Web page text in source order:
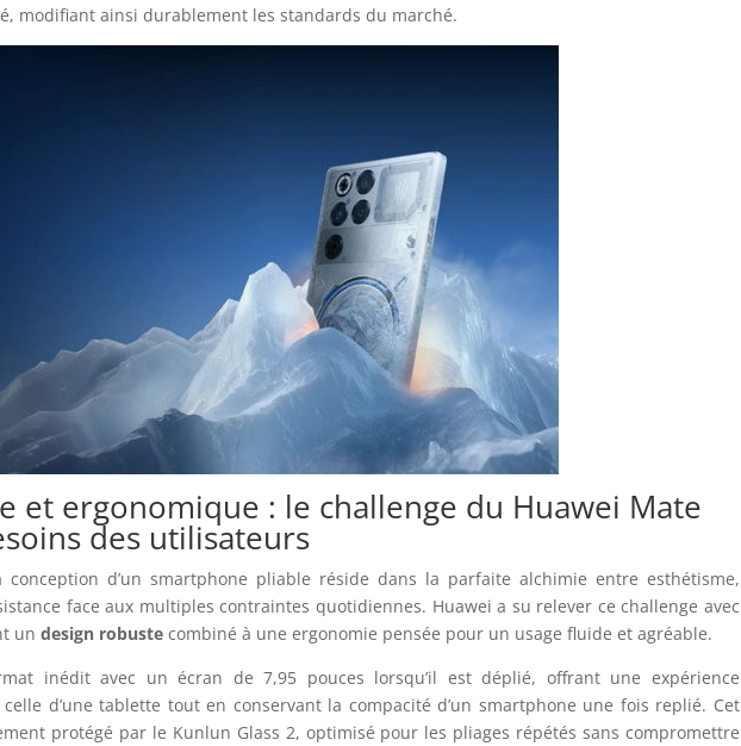
modifiant ainsi durablement les standards du marché.
et ergonomique : le challenge du Huawei Mate
des utilisateurs
d’un smartphone pliable réside dans la parfaite alchimie entre esthétisme,
face aux multiples contraintes quotidiennes. Huawei a su relever ce challenge avec
undesign robuste combiné à une ergonomie pensée pour un usage fluide et agréable.
inédit avec un écran de 7,95 pouces lorsqu’il est déplié, offrant une expérience
d’une tablette tout en conservant la compacité d’un smartphone une fois replié. Cet
protégé par le Kunlun Glass 2, optimisé pour les pliages répétés sans compromettre